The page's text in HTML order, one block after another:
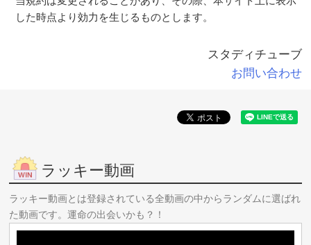
した時点より効力を生じるものとします。
スタディチューブ
お問い合わせ
ラッキー動画
ラッキー動画とは登録されている全動画の中からランダムに選ばれ
た動画です。運命の出会いかも？！